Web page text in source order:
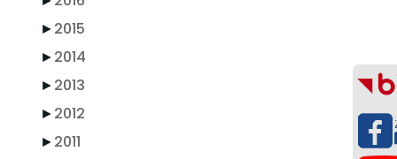
►2015
►2014
►2013
►2012
►2011